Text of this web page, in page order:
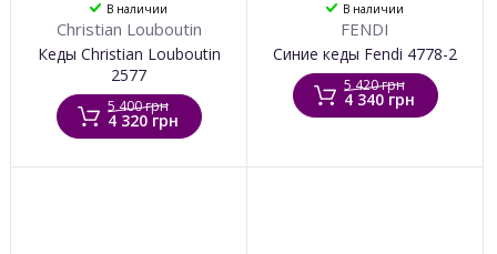
В наличии
Christian Louboutin
Кеды Christian Louboutin
2577
5 400 грн
4 320 грн
В наличии
FENDI
Синие кеды Fendi 4778-2
5 420 грн
4 340 грн